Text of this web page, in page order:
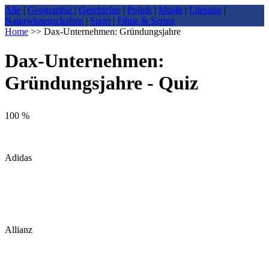
Alle | Geographie | Geschichte | Politik | Musik | Literatur |
Naturwissenschaften | Sport | Filme & Serien
Home >> Dax-Unternehmen: Gründungsjahre
Dax-Unternehmen:
Gründungsjahre - Quiz
100 %
Adidas
Allianz